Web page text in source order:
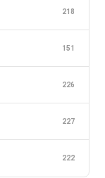
218
151
226
227
222